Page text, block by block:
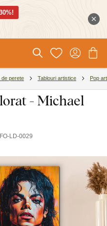
de perete Tablouri artistice Pop art
- Michael
LD-0029